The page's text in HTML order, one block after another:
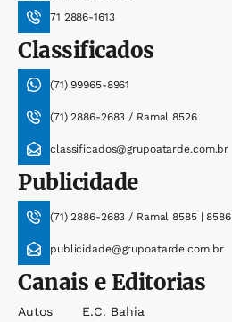
71 2886-1613
Classificados
(71) 99965-8961
(71) 2886-2683 / Ramal 8526
classificados@grupoatarde.com.br
Publicidade
(71) 2886-2683 / Ramal 8585 | 8586
publicidade@grupoatarde.com.br
Canais e Editorias
Autos
E.c. Bahia